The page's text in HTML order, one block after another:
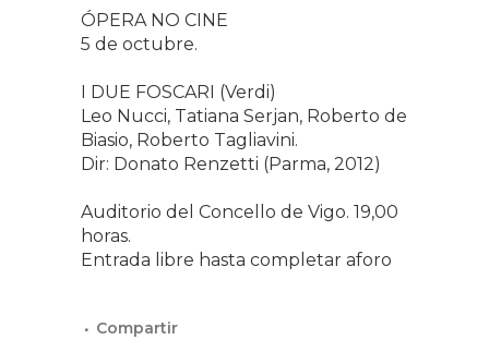
ÓPERA NO CINE
5 de octubre.
I DUE FOSCARI (Verdi)
Leo Nucci, Tatiana Serjan, Roberto de
Biasio, Roberto Tagliavini.
Dir: Donato Renzetti (Parma, 2012)
Auditorio del Concello de Vigo. 19,00
horas.
Entrada libre hasta completar aforo